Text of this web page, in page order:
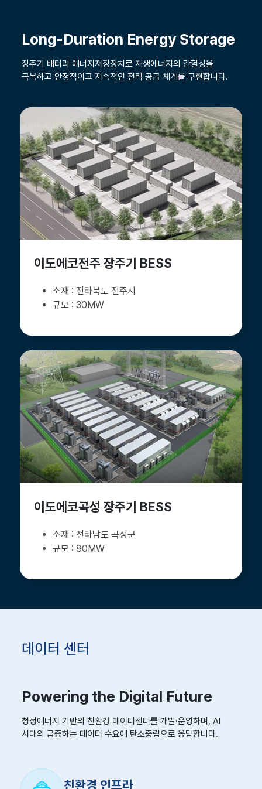
Long-Duration Energy Storage
장주기 배터리 에너지저장장치로 재생에너지의 간헐성을
극복하고 안정적이고 지속적인 전력 공급 체계를 구현합니다.
이도에코전주 장주기 BESS
전라북도 전주시
30MW
이도에코곡성 장주기 BESS
전라남도 곡성군
80MW
데이터 센터
Powering the Digital Future
청정에너지 기반의 친환경 데이터센터를 개발·운영하며, AI
시대의 급증하는 데이터 수요에 탄소중립으로 응답합니다.
친환경 인프라